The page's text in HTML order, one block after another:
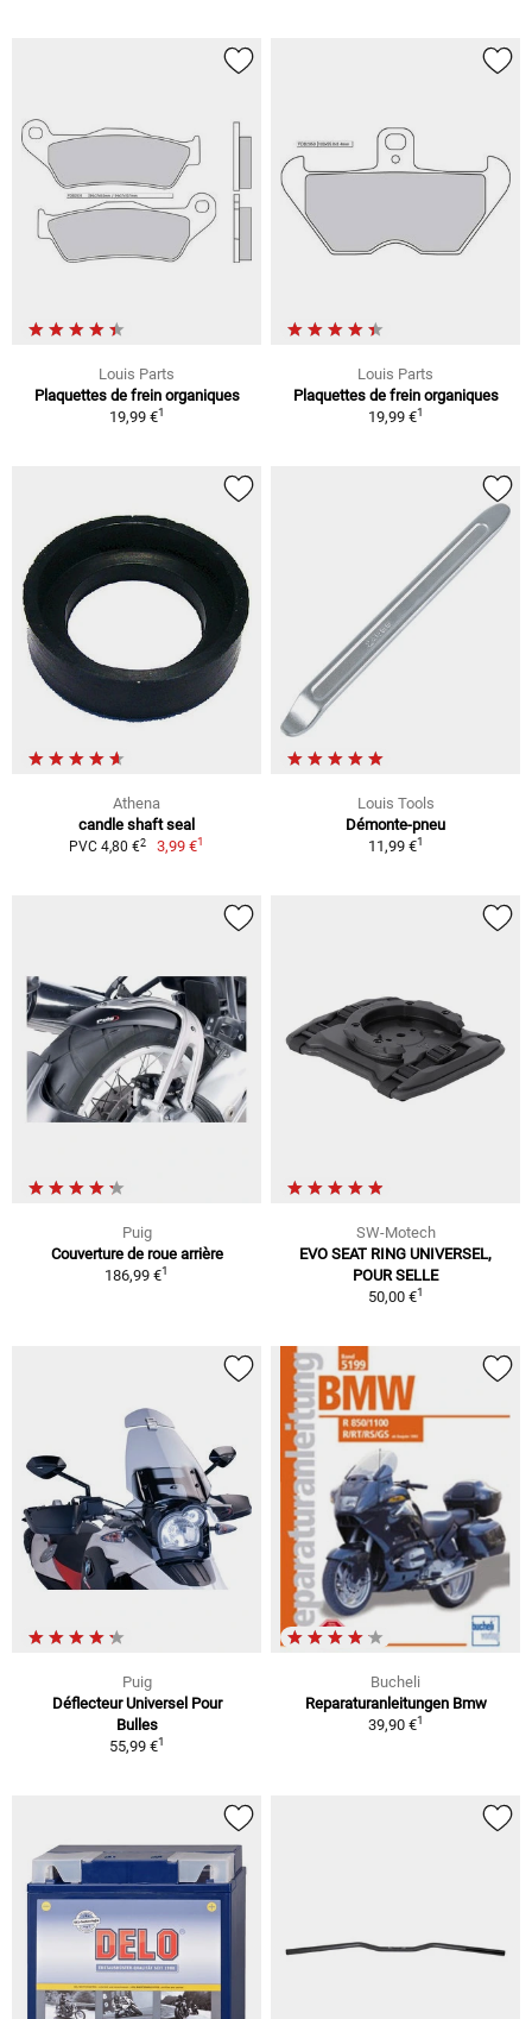
Louis Parts
Plaquettes de frein organiques
19,99 €1
Louis Parts
Plaquettes de frein organiques
19,99 €1
Athena
candle shaft seal
PVC 4,80 €2 3,99 €1
Louis Tools
Démonte-pneu
11,99 €1
Puig
Couverture de roue arrière
186,99 €1
SW-Motech
EVO SEAT RING UNIVERSEL,
POUR SELLE
50,00 €1
Puig
Déflecteur Universel Pour
Bulles
55,99 €1
Bucheli
Reparaturanleitungen Bmw
39,90 €1